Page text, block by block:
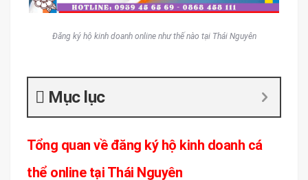
Đăng ký hộ kinh doanh online như thế nào tại Thái Nguyên
Mục lục
Tổng quan về đăng ký hộ kinh doanh cá
thể online tại Thái Nguyên